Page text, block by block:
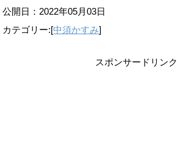
公開日： 2022年05月03日
カテゴリー:[中須かすみ]
スポンサードリンク